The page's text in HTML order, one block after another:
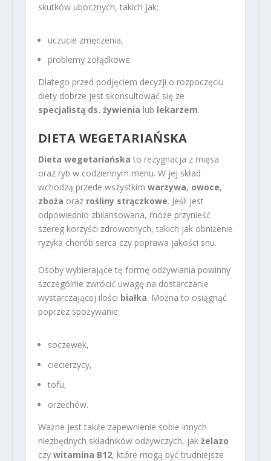
skutków ubocznych, takich jak:
uczucie zmęczenia,
problemy żołądkowe.
Dlatego przed podjęciem decyzji o rozpoczęciu
diety dobrze jest skonsultować się ze
specjalistą ds. żywienia lub lekarzem.
DIETA WEGETARIAŃSKA
Dieta wegetariańska to rezygnacja z mięsa
oraz ryb w codziennym menu. W jej skład
wchodzą przede wszystkim warzywa, owoce,
zboża oraz rośliny strączkowe. Jeśli jest
odpowiednio zbilansowana, może przynieść
szereg korzyści zdrowotnych, takich jak obniżenie
ryzyka chorób serca czy poprawa jakości snu.
Osoby wybierające tę formę odżywiania powinny
szczególnie zwrócić uwagę na dostarczanie
wystarczającej ilości białka. Można to osiągnąć
poprzez spożywanie:
soczewek,
ciecierzycy,
tofu,
orzechów.
Ważne jest także zapewnienie sobie innych
niezbędnych składników odżywczych, jak żelazo
czy witamina B12, które mogą być trudniejsze